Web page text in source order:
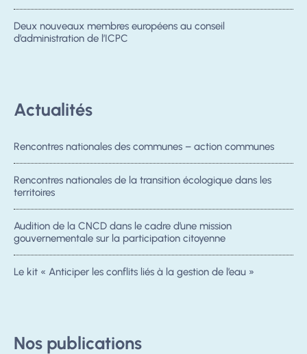
Deux nouveaux membres européens au conseil
d’administration de l’ICPC
Actualités
Rencontres nationales des communes – action communes
Rencontres nationales de la transition écologique dans les
territoires
Audition de la CNCD dans le cadre d’une mission
gouvernementale sur la participation citoyenne
Le kit « Anticiper les conflits liés à la gestion de l’eau »
Nos publications